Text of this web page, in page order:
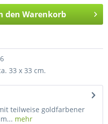
den Warenkorb
33 x 33 cm.
teilweise goldfarbener
mehr